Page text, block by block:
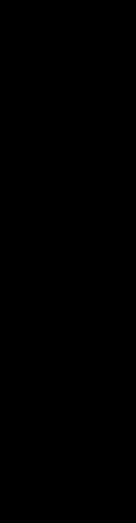
för
smuts
kanter.
bort all
fungerar